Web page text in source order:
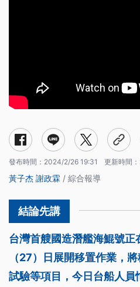
發布時間： 2024/2/26 19:31 更新時間：
黃子杰 謝政霖 / 綜合報導
台灣首艘國造潛艦海鯤號正
（27）日展開移置作業，
試驗等項目，今日台船人